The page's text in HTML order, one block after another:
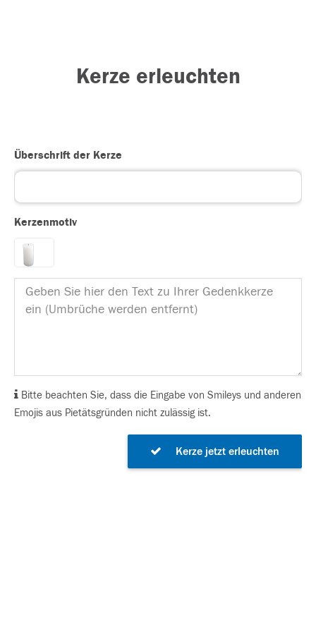
Kerze erleuchten
Überschrift der Kerze
Kerzenmotiv
Bitte beachten Sie, dass die Eingabe von Smileys und anderen
Emojis aus Pietätsgründen nicht zulässig ist.
Kerze jetzt erleuchten